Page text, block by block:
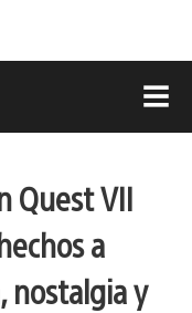
Quest VII
a
nostalgia y